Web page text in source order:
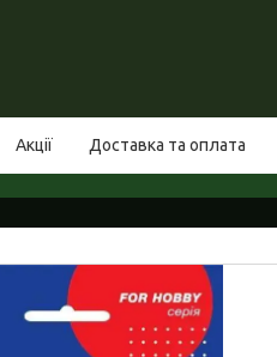
Акції Доставка та оплата